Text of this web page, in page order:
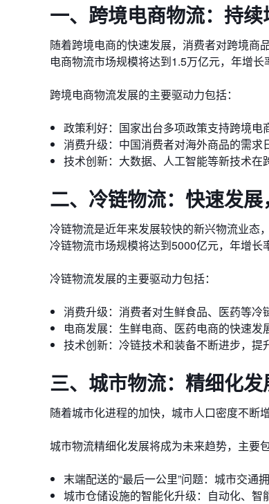
一、跨境电商物流：持
随着跨境电商的快速发展，消费者对跨境商
电商物流市场规模将达到1.5万亿元，年增长
跨境电商物流发展的主要驱动力包括：
政策利好：国家出台多项政策支持跨境电
消费升级：中国消费者对海外商品的需求
技术创新：大数据、人工智能等新技术在
二、冷链物流：快速发
冷链物流是近年来发展较快的新兴物流业态
冷链物流市场规模将达到5000亿元，年增长
冷链物流发展的主要驱动力包括：
消费升级：消费者对生鲜食品、医药等冷
电商发展：生鲜电商、医药电商的快速发
技术创新：冷链技术和装备不断进步，提
三、城市物流：精细化
随着城市化进程的加快，城市人口密度不断
城市物流精细化发展将成为未来趋势，主要包
末端配送的“最后一公里”问题：城市交通
城市仓储设施的智能化升级：自动化、智